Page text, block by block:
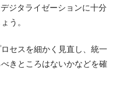
ジタライゼーションに十分
う。
セスを細かく見直し、統一
きところはないかなどを確